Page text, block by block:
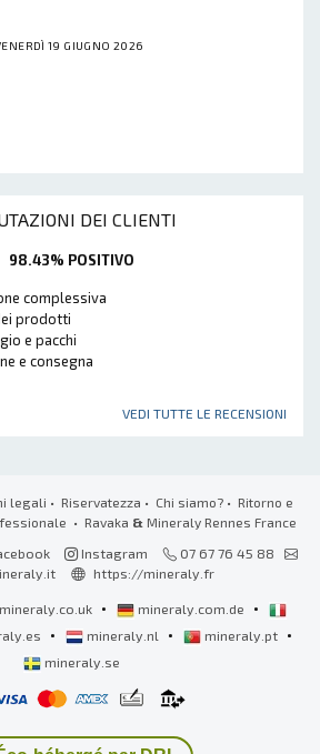
19 GIUGNO 2026
DEI CLIENTI
98.43% POSITIVO
complessiva
prodotti
e pacchi
e consegna
VEDI TUTTE LE RECENSIONI
legali • Riservatezza • Chi siamo?• Ritorno e
• Ravaka & Mineraly Rennes France
Instagram
07 67 76 45 88
https://mineraly.fr
mineraly.co.uk • mineraly.com.de •
• mineraly.nl • mineraly.pt •
mineraly.se